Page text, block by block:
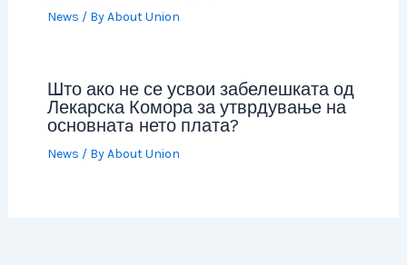
News / ByAbout Union
Што ако не се усвои забелешката од
Лекарска Комора за утврдување на
основнатa нето плата?
News / ByAbout Union